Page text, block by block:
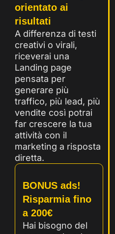
orientato ai
risultati
A differenza di testi
creativi o virali,
riceverai una
Landing page
pensata per
generare più
traffico, più lead, più
vendite così potrai
far crescere la tua
attività con il
marketing a risposta
diretta.
BONUS ads!
Risparmia fino
a 200€
Hai bisogno del